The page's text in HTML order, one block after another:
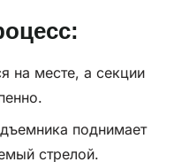
на месте, а секции
поднимает
стрелой.